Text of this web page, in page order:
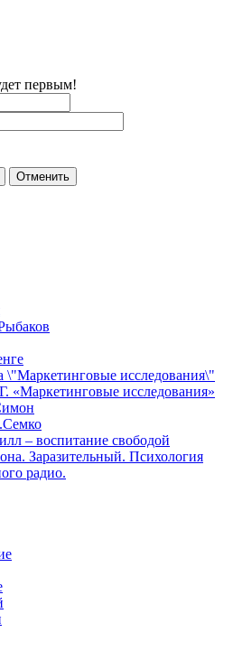
первым!
\"Маркетинговые исследования\"
«Маркетинговые исследования»
– воспитание свободой
Заразительный. Психология
радио.